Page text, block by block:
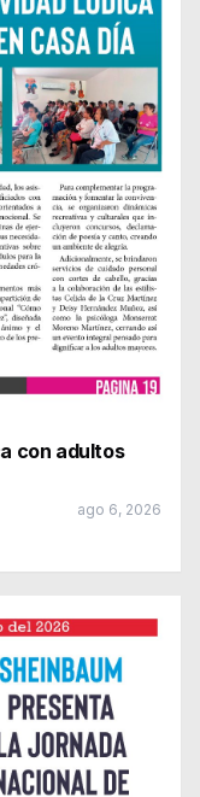
con adultos
ago 6, 2026